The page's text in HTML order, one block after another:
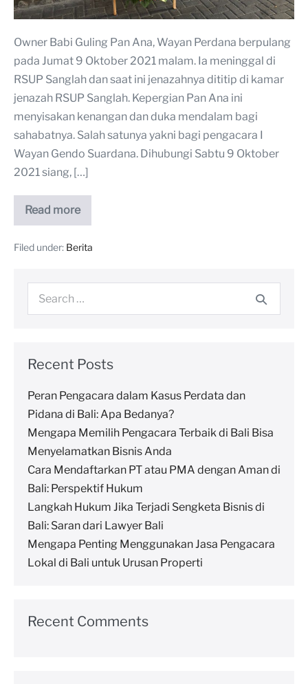
Owner Babi Guling Pan Ana, Wayan Perdana berpulang
pada Jumat 9 Oktober 2021 malam. Ia meninggal di
RSUP Sanglah dan saat ini jenazahnya dititip di kamar
jenazah RSUP Sanglah. Kepergian Pan Ana ini
menyisakan kenangan dan duka mendalam bagi
sahabatnya. Salah satunya yakni bagi pengacara I
Wayan Gendo Suardana. Dihubungi Sabtu 9 Oktober
2021 siang, […]
Read more
Filed under: Berita
Recent Posts
Peran Pengacara dalam Kasus Perdata dan
Pidana di Bali: Apa Bedanya?
Mengapa Memilih Pengacara Terbaik di Bali Bisa
Menyelamatkan Bisnis Anda
Cara Mendaftarkan PT atau PMA dengan Aman di
Bali: Perspektif Hukum
Langkah Hukum Jika Terjadi Sengketa Bisnis di
Bali: Saran dari Lawyer Bali
Mengapa Penting Menggunakan Jasa Pengacara
Lokal di Bali untuk Urusan Properti
Recent Comments